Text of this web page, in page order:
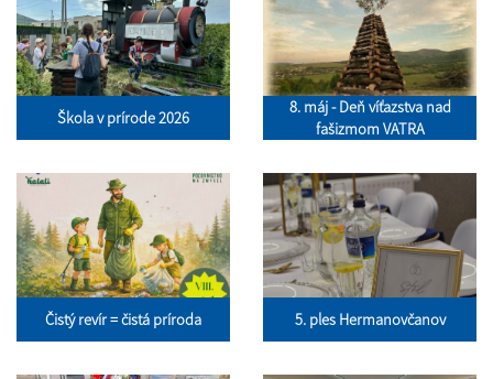
Škola v prírode 2026
8. máj - Deň víťazstva nad
fašizmom VATRA
Čistý revír = čistá príroda 5. ples Hermanovčanov